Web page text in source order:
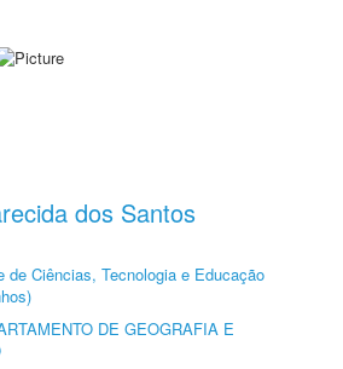
dos Santos
de Ciências, Tecnologia e Educação
DE GEOGRAFIA E